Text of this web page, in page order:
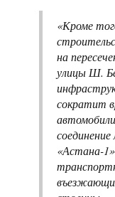
«Кроме
на
улицы Ш.
сократит
соединение
«Астана-